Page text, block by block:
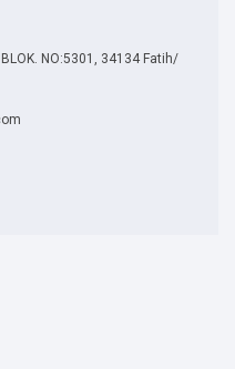
NO:5301, 34134 Fatih/